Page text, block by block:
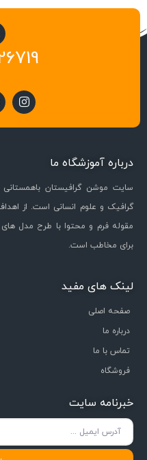
درباره آموزشگاه ما
سایت موشن گرافیستان باهمستانی
گرافیک و علوم انسانی است. از
مقوله فرم و محتوا با طرح مدل
برای مخاطب است.
لینک های مفید
صفحه اصلی
درباره ما
تماس با ما
فروشگاه
خبرنامه سایت